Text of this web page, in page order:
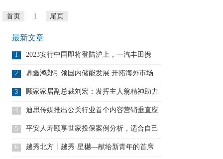
首页 1 尾页
最新文章
1 2023安行中国即将登陆沪上，一汽丰田携
2 鼎鑫鸿鄴引领国内储能发展 开拓海外市场
3
顾家家居副总裁刘宏：发挥主人翁精神助力
亚
4
迪思传媒推出公关行业首个内容营销垂直应
5
平安人寿颐享世家投保案例分析，适合自己
的
6
越秀北方丨越秀·星樾—献给新青年的首席